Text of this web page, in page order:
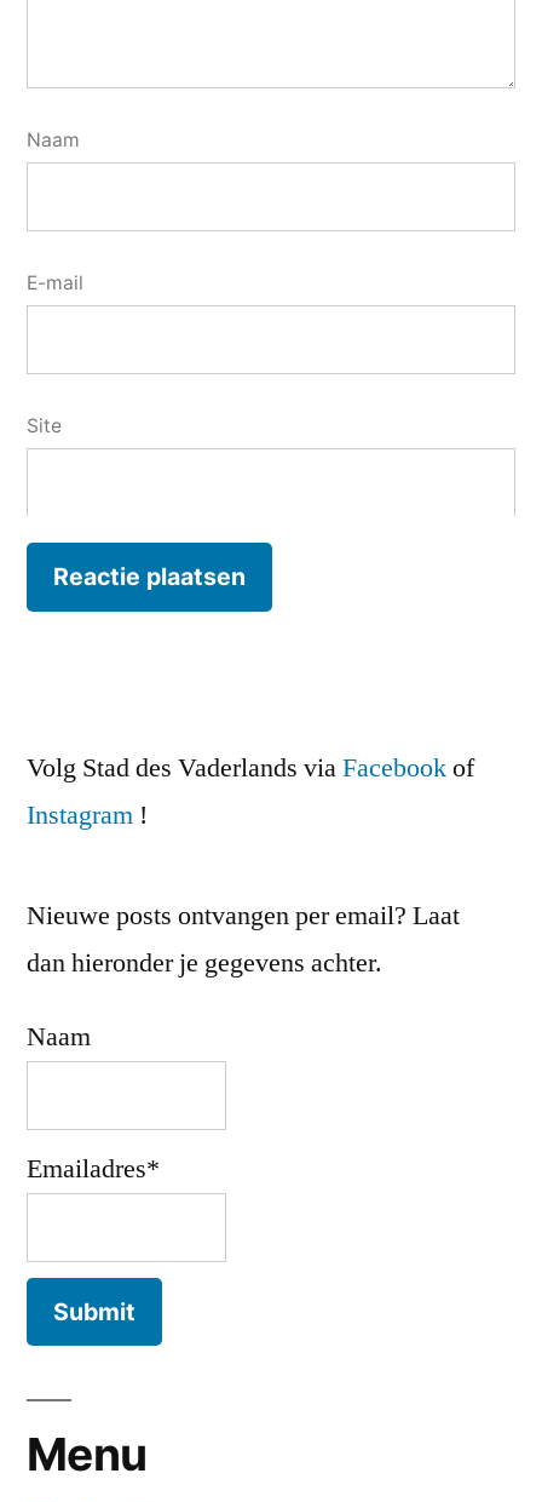
Naam
E-mail
Site
Volg Stad des Vaderlands viaFacebookof
Instagram !
Nieuwe posts ontvangen per email? Laat
dan hieronder je gegevens achter.
Naam
Emailadres*
Menu